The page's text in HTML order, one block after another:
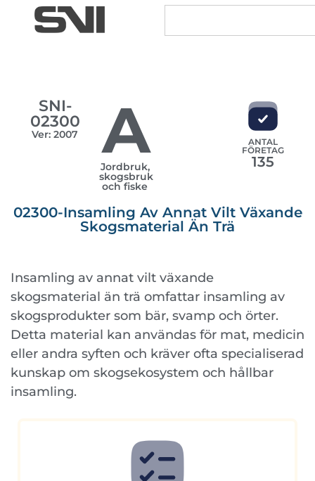
SNI-
02300
Ver: 2007 A
Jordbruk,
skogsbruk
och fiske
ANTAL
FÖRETAG
135
02300-Insamling Av Annat Vilt Växande
Skogsmaterial Än Trä
Insamling av annat vilt växande
skogsmaterial än trä omfattar insamling av
skogsprodukter som bär, svamp och örter.
Detta material kan användas för mat, medicin
eller andra syften och kräver ofta specialiserad
kunskap om skogsekosystem och hållbar
insamling.